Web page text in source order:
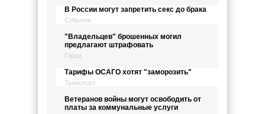
В России могут запретить секс до брака
События
"Владельцев" брошенных могил
предлагают штрафовать
Город
Тарифы ОСАГО хотят "заморозить"
Транспорт
Ветеранов войны могут освободить от
платы за коммунальные услуги